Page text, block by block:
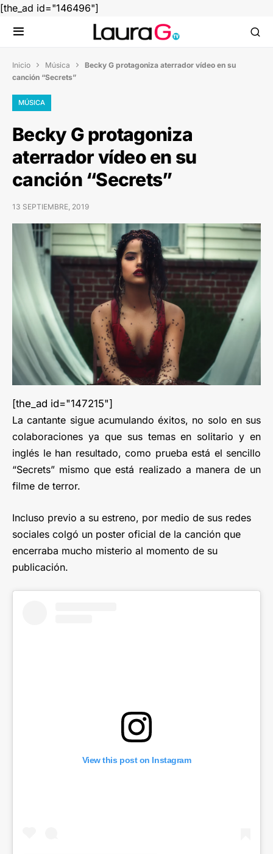
[the_ad id="146496"]
Inicio  Música  Becky G protagoniza aterrador vídeo en su
canción “Secrets”
MÚSICA
Becky G protagoniza
aterrador vídeo en su
canción “Secrets”
13 SEPTIEMBRE, 2019
[the_ad id="147215"]
La cantante sigue acumulando éxitos, no solo en sus
colaboraciones ya que sus temas en solitario y en
inglés le han resultado, como prueba está el sencillo
“Secrets” mismo que está realizado a manera de un
filme de terror.
Incluso previo a su estreno, por medio de sus redes
sociales colgó un poster oficial de la canción que
encerraba mucho misterio al momento de su
publicación.
View this post on Instagram